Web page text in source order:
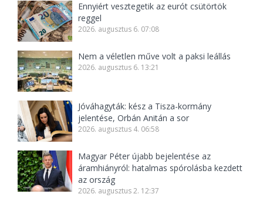
Ennyiért vesztegetik az eurót csütörtök
reggel
2026. augusztus 6. 07:08
Nem a véletlen műve volt a paksi leállás
2026. augusztus 6. 13:21
Jóváhagyták: kész a Tisza-kormány
jelentése, Orbán Anitán a sor
2026. augusztus 4. 06:58
Magyar Péter újabb bejelentése az
áramhiányról: hatalmas spórolásba kezdett
az ország
2026. augusztus 2. 12:37